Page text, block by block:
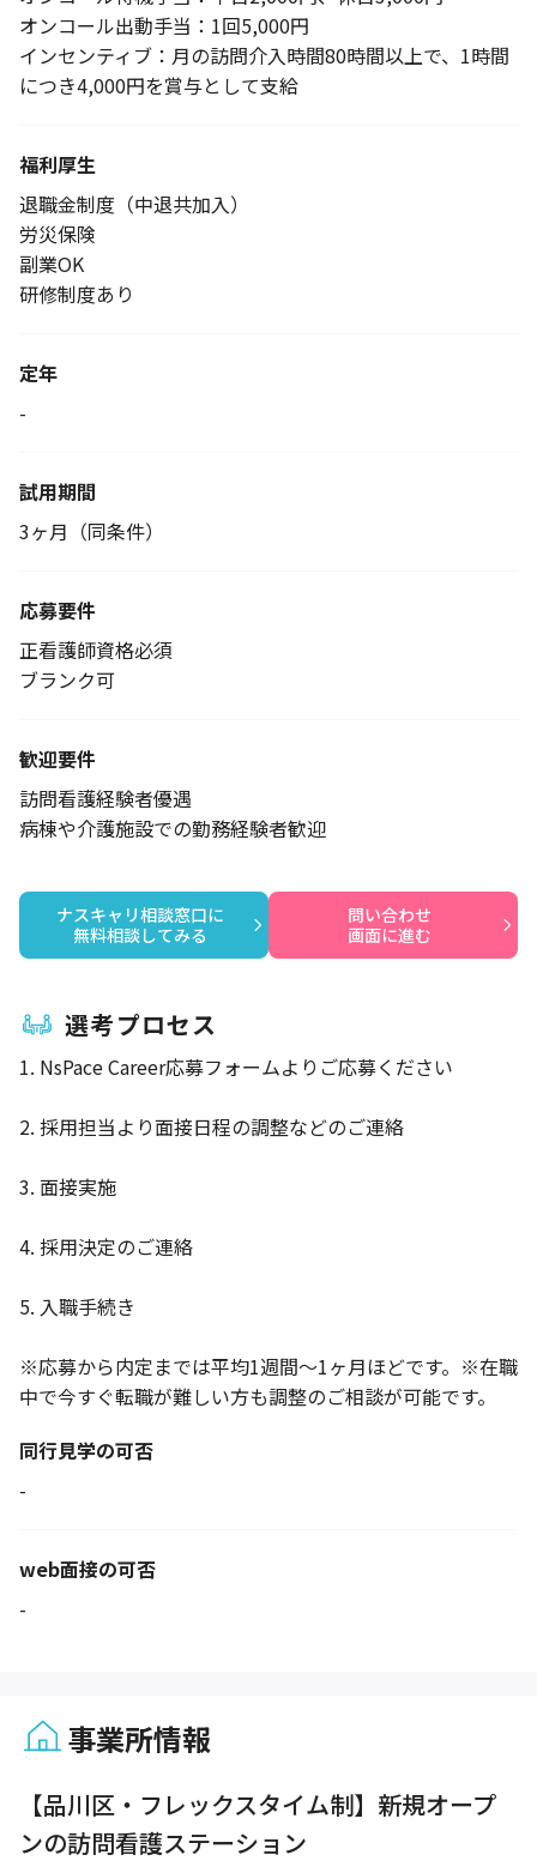
オンコール出動手当：1回5,000円
インセンティブ：月の訪問介入時間80時間以上で、1時間
につき4,000円を賞与として支給
福利厚生
退職金制度（中退共加入）
労災保険
副業OK
研修制度あり
定年
-
試用期間
3ヶ月（同条件）
応募要件
正看護師資格必須
ブランク可
歓迎要件
訪問看護経験者優遇
病棟や介護施設での勤務経験者歓迎
ナスキャリ相談窓口に
無料相談してみる
問い合わせ
画面に進む
選考プロセス
1. NsPace Career応募フォームよりご応募ください
2. 採用担当より面接日程の調整などのご連絡
3. 面接実施
4. 採用決定のご連絡
5. 入職手続き
※応募から内定までは平均1週間～1ヶ月ほどです。※在職
中で今すぐ転職が難しい方も調整のご相談が可能です。
同行見学の可否
-
web面接の可否
-
事業所情報
【品川区・フレックスタイム制】新規オープ
ンの訪問看護ステーション